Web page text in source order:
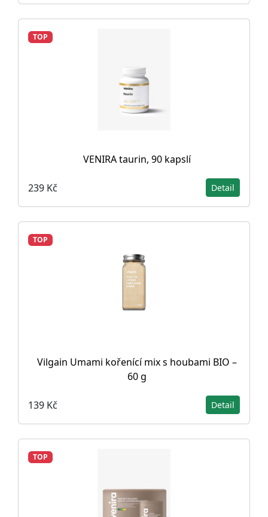
TOP
VENIRA taurin, 90 kapslí
239 Kč Detail
TOP
Vilgain Umami kořenící mix s houbami BIO –
60 g
139 Kč Detail
TOP